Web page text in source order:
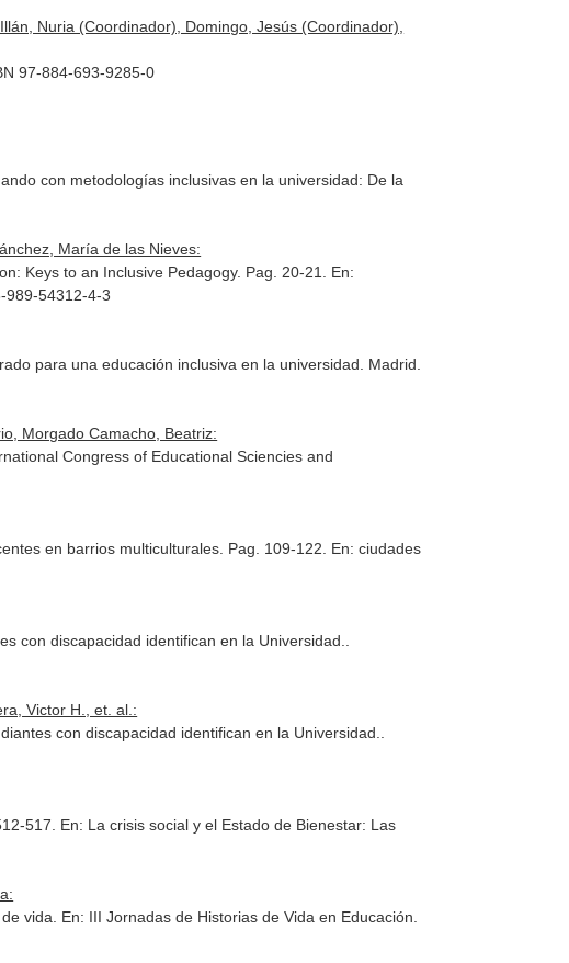
Nuria (Coordinador), Domingo, Jesús (Coordinador),
97-884-693-9285-0
con metodologías inclusivas en la universidad: De la
María de las Nieves:
Keys to an Inclusive Pedagogy. Pag. 20-21. En:
989-54312-4-3
para una educación inclusiva en la universidad . Madrid.
Morgado Camacho, Beatriz:
Congress of Educational Sciencies and
en barrios multiculturales. Pag. 109-122. En: ciudades
con discapacidad identifican en la Universidad.
Victor H., et. al.:
con discapacidad identifican en la Universidad.
517. En: La crisis social y el Estado de Bienestar: Las
vida. En: III Jornadas de Historias de Vida en Educación